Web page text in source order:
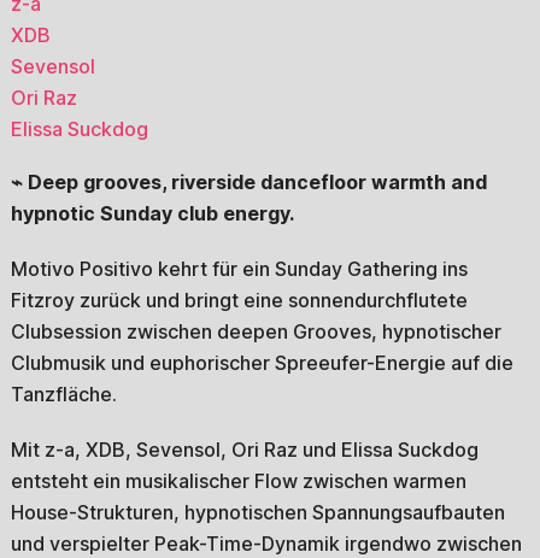
XDB
Sevensol
Ori Raz
Elissa Suckdog
⌁ Deep grooves, riverside dancefloor warmth and
hypnotic Sunday club energy.
Motivo Positivo kehrt für ein Sunday Gathering ins
Fitzroy zurück und bringt eine sonnendurchflutete
Clubsession zwischen deepen Grooves, hypnotischer
Clubmusik und euphorischer Spreeufer-Energie auf die
Tanzfläche.
Mit z-a, XDB, Sevensol, Ori Raz und Elissa Suckdog
entsteht ein musikalischer Flow zwischen warmen
House-Strukturen, hypnotischen Spannungsaufbauten
und verspielter Peak-Time-Dynamik irgendwo zwischen